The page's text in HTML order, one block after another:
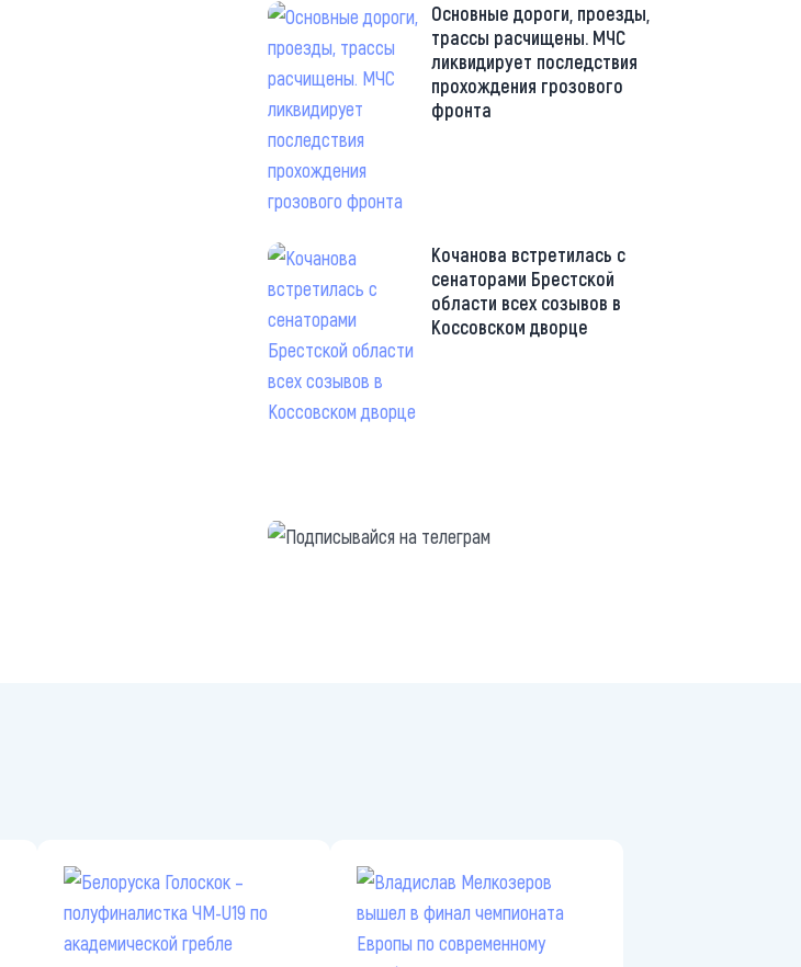
Основные дороги, проезды,
трассы расчищены. МЧС
ликвидирует последствия
прохождения грозового
фронта
Кочанова встретилась с
сенаторами Брестской
области всех созывов в
Коссовском дворце
https://t.me/minskctvby